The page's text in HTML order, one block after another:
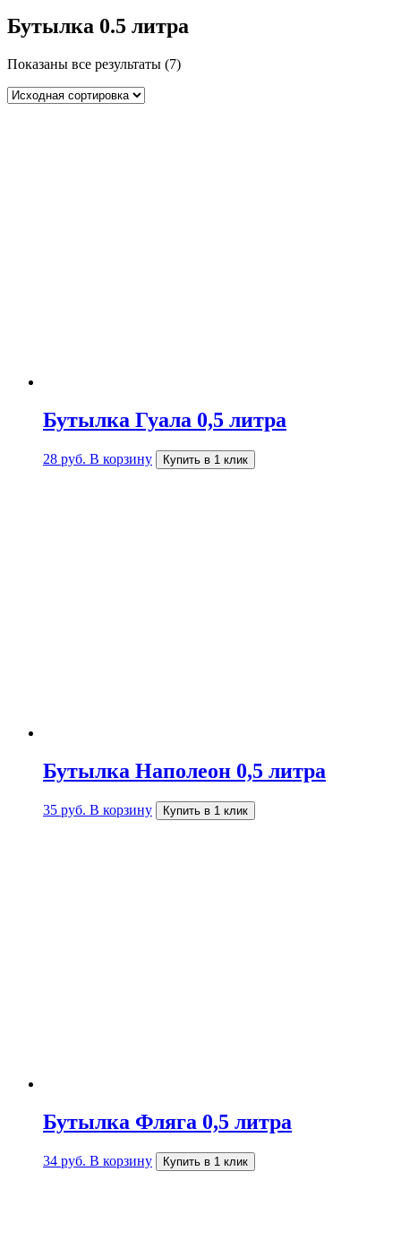
Бутылка 0.5 литра
Показаны все результаты (7)
Бутылка Гуала 0,5 литра
28 руб. В корзину Купить в 1 клик
Бутылка Наполеон 0,5 литра
35 руб. В корзину Купить в 1 клик
Бутылка Фляга 0,5 литра
34 руб. В корзину Купить в 1 клик